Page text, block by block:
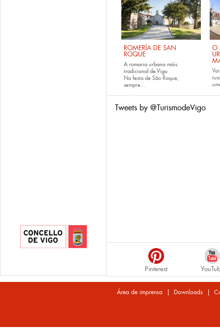
ROMERÍA DE SAN
ROQUE
A romaria urbana máis
tradicional de Vigo
Na festa de São Roque,
sempre...
O
Tweets by @TurismodeVigo
Pinterest
Área de imprensa | Downloads |